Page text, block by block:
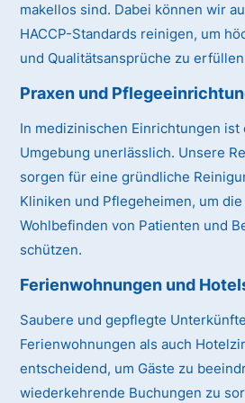
makellos sind. Dabei können wir
HACCP-Standards reinigen, um
und Qualitätsansprüche zu
Praxen und
In medizinischen Einrichtungen ist
Umgebung unerlässlich. Unsere
sorgen für eine gründliche
Kliniken und Pflegeheimen, um
Wohlbefinden von Patienten und
schützen.
Ferienwohnungen und
Saubere und gepflegte
Ferienwohnungen als auch
entscheidend, um Gäste zu
wiederkehrende Buchungen zu